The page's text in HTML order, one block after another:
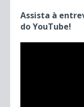
Assista à
do YouTube!